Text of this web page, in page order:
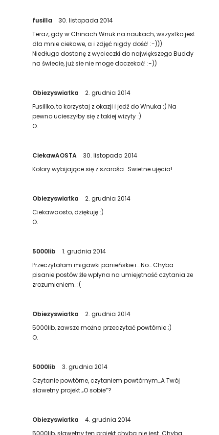
fusilla
30. listopada 2014
Teraz, gdy w Chinach Wnuk na naukach, wszystko jest
dla mnie ciekawe, a i zdjęć nigdy dość! :-)))
Niedługo dostanę z wycieczki do największego Buddy
na świecie, już sie nie moge doczekać! :-))
Obiezyswiatka
2. grudnia 2014
Fusillko, to korzystaj z okazji i jedź do Wnuka :) Na
pewno ucieszyłby się z takiej wizyty :)
O.
CiekawAOSTA
30. listopada 2014
Kolory wybijające się z szarości. Swietne ujęcia!
Obiezyswiatka
2. grudnia 2014
Ciekawaosto, dziękuję :)
O.
5000lib
1. grudnia 2014
Przeczytałam migawki panieńskie i… No… Chyba
pisanie postów źle wpłyna na umiejętność czytania ze
zrozumieniem. :(
Obiezyswiatka
2. grudnia 2014
5000lib, zawsze można przeczytać powtórnie ;)
O.
5000lib
3. grudnia 2014
Czytanie powtórne, czytaniem powtórnym…A Twój
sławetny projekt „O sobie”?
Obiezyswiatka
4. grudnia 2014
5000lib, sławetny ten projekt chyba nie jest. Chyba